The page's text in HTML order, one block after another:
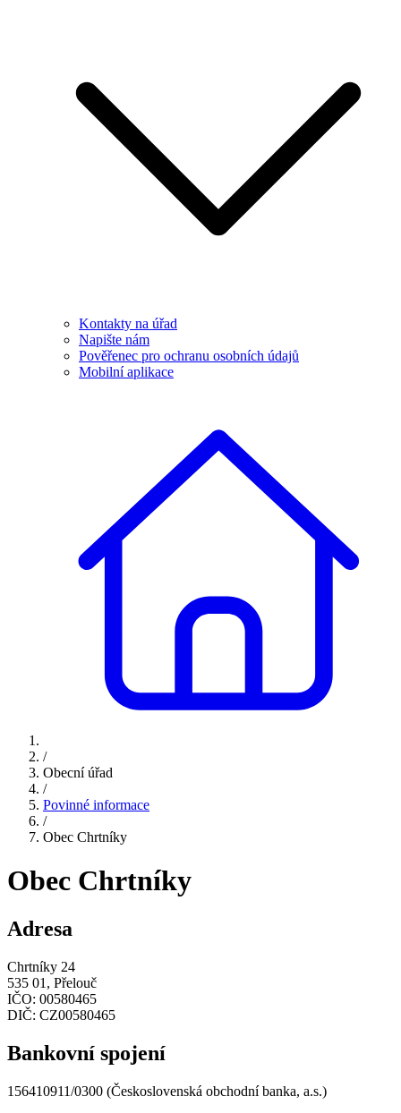
Kontakty na úřad
Napište nám
Pověřenec pro ochranu osobních údajů
Mobilní aplikace
/
Obecní úřad
/
Povinné informace
/
Obec Chrtníky
Obec Chrtníky
Adresa
Chrtníky 24
535 01, Přelouč
IČO: 00580465
DIČ: CZ00580465
Bankovní spojení
156410911/0300 (Československá obchodní banka, a.s.)